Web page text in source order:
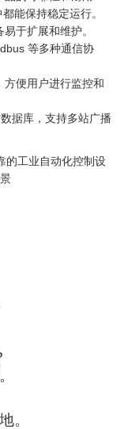
能保持稳定运行。
于扩展和维护。
等多种通信协
方便用户进行监控和
据库，支持多站广播
的工业自动化控制设
。